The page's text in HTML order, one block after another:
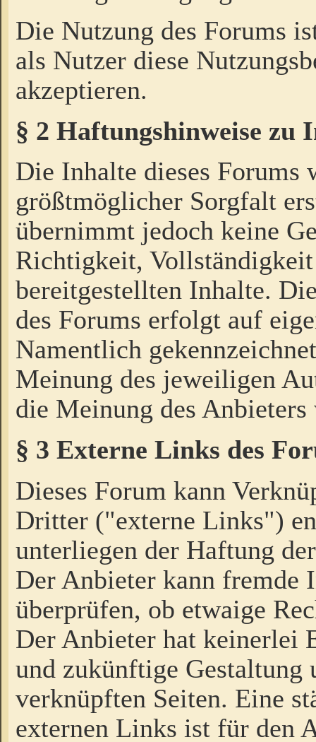
Die Nutzung des Forums
als Nutzer diese
akzeptieren.
§ 2 Haftungshinweise zu
Die Inhalte dieses Forums
größtmöglicher Sorgfalt
übernimmt jedoch keine
Richtigkeit,
bereitgestellten Inhalte.
des Forums erfolgt auf
Namentlich
Meinung des jeweiligen
die Meinung des Anbieters
§ 3 Externe Links des
Dieses Forum kann
Dritter ("externe Links")
unterliegen der Haftung
Der Anbieter kann fremde
überprüfen, ob etwaige
Der Anbieter hat keinerlei
und zukünftige Gestaltung
verknüpften Seiten. Eine
externen Links ist für den